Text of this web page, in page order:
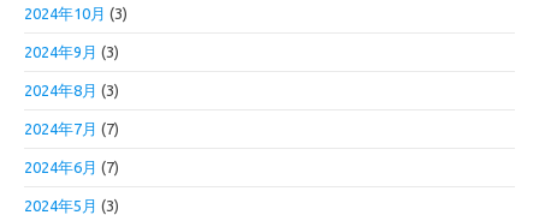
2024年10月 (3)
2024年9月 (3)
2024年8月 (3)
2024年7月 (7)
2024年6月 (7)
2024年5月 (3)